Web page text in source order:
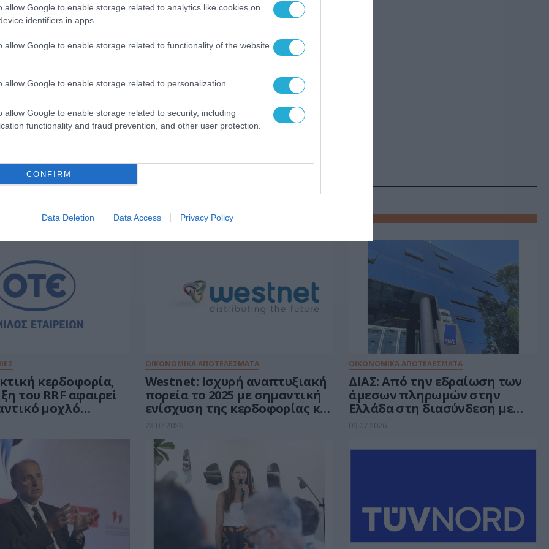
allow Google to enable storage related to analytics like cookies on
identifiers in apps.
allow Google to enable storage related to functionality of the website
allow Google to enable storage related to personalization.
allow Google to enable storage related to security, including
functionality and fraud prevention, and other user protection.
CONFIRM
Data Deletion Data Access Privacy Policy
σε έργα του ιδιωτικού και δημόσιου τομέα,
και η ενέργεια. Παράλληλα, η
οπτικών ινώνκαι την εμπορική αξιοποίηση του 5G
τεχνητής νοημοσύνης για επιχειρήσεις μέσω της
πρώτες σχετικές υπηρεσίες AI για μικρομεσαίες
ελληνική αγορά.
κερδοφορία,
του RRF αφαιρεί
μοχλό
ΟΙΚΟΝΟΜΙΚΑ ΑΠΟΤΕΛΕΣΜΑΤΑ
Westnet: Ισχυρή αναπτυξιακή
πορεία το 2025 με σημαντική
ενίσχυση της κερδοφορίας και
πλήρη αναστροφή του EBITDA
23.07.2026
ΟΙΚΟΝΟΜΙΚΑ ΑΠΟΤΕΛΕΣΜΑΤΑ
ΔΙΑΣ: Από την εδραίωση των
άμεσων πληρωμών στην
Ελλάδα στη διασύνδεση με
την Ευρώπη
09.07.2026